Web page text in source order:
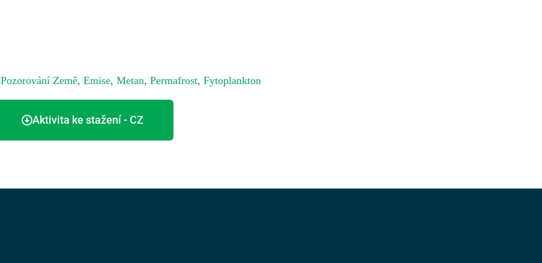
Pozorování Země, Emise, Metan, Permafrost, Fytoplankton
Aktivita ke stažení - CZ